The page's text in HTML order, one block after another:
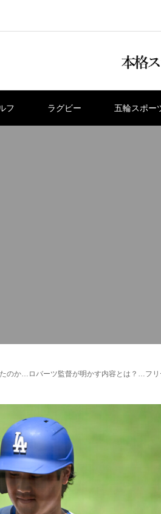
フ ラグビー 五輪スポー
のか…ロバーツ監督が明かす内容とは？…フ